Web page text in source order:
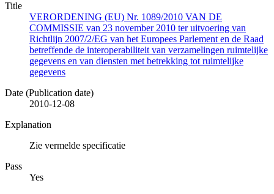
Title
VERORDENING (EU) Nr. 1089/2010 VAN DE
COMMISSIE van 23 november 2010 ter uitvoering van
Richtlijn 2007/2/EG van het Europees Parlement en de Raad
betreffende de interoperabiliteit van verzamelingen ruimtelijke
gegevens en van diensten met betrekking tot ruimtelijke
gegevens
Date (Publication date)
2010-12-08
Explanation
Zie vermelde specificatie
Pass
Yes